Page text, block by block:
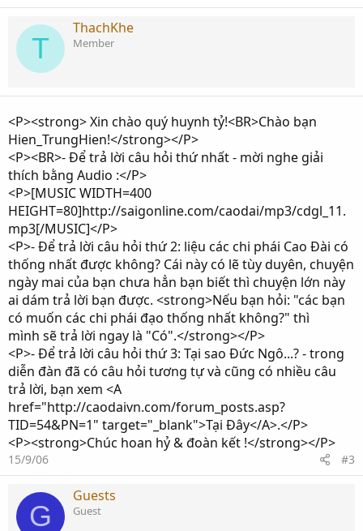
T
ThachKhe
Member
<P><strong> Xin chào quý huynh tỷ!<BR>Chào bạn
Hien_TrungHien!</strong></P>
<P><BR>- Để trả lời câu hỏi thứ nhất - mời nghe giải
thích bằng Audio :</P>
<P>[MUSIC WIDTH=400
HEIGHT=80]http://saigonline.com/caodai/mp3/cdgl_11.
mp3[/MUSIC]</P>
<P>- Để trả lời câu hỏi thứ 2: liệu các chi phái Cao Đài có
thống nhất được không? Cái này có lẽ tùy duyên, chuyện
ngày mai của bạn chưa hẳn bạn biết thì chuyện lớn này
ai dám trả lời bạn được. <strong>Nếu bạn hỏi: "các bạn
có muốn các chi phái đạo thống nhất không?" thì
mình sẽ trả lời ngay là "Có".</strong></P>
<P>- Để trả lời câu hỏi thứ 3: Tại sao Đức Ngô...? - trong
diễn đàn đã có câu hỏi tương tự và cũng có nhiều câu
trả lời, bạn xem <A
href="http://caodaivn.com/forum_posts.asp?
TID=54&PN=1" target="_blank">Tại Đây</A>.</P>
<P><strong>Chúc hoan hỷ & đoàn kết !</strong></P>
15/9/06 #3
G
Guests
Guest